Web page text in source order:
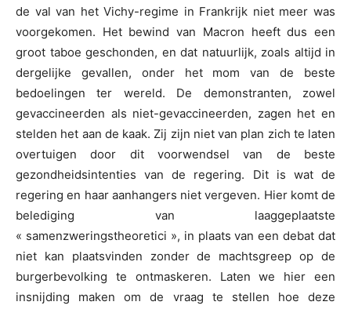
de val van het Vichy-regime in Frankrijk niet meer was
voorgekomen. Het bewind van Macron heeft dus een
groot taboe geschonden, en dat natuurlijk, zoals altijd in
dergelijke gevallen, onder het mom van de beste
bedoelingen ter wereld. De demonstranten, zowel
gevaccineerden als niet-gevaccineerden, zagen het en
stelden het aan de kaak. Zij zijn niet van plan zich te laten
overtuigen door dit voorwendsel van de beste
gezondheidsintenties van de regering. Dit is wat de
regering en haar aanhangers niet vergeven. Hier komt de
belediging van laaggeplaatste
« samenzweringstheoretici », in plaats van een debat dat
niet kan plaatsvinden zonder de machtsgreep op de
burgerbevolking te ontmaskeren. Laten we hier een
insnijding maken om de vraag te stellen hoe deze